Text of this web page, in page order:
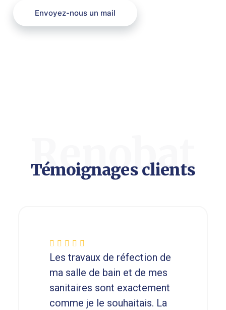
Envoyez-nous un mail
Renobat
Témoignages clients
Les travaux de réfection de
ma salle de bain et de mes
sanitaires sont exactement
comme je le souhaitais. La